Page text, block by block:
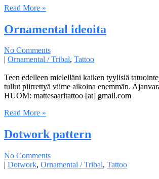
Read More »
Ornamental ideoita
No Comments
Ornamental / Tribal, Tattoo
Teen edelleen mielelläni kaiken tyylisiä
tullut piirrettyä viime aikoina enemmän.
HUOM: mattesaaritattoo [at] gmail.com
Read More »
Dotwork pattern
No Comments
| Dotwork, Ornamental / Tribal, Tattoo